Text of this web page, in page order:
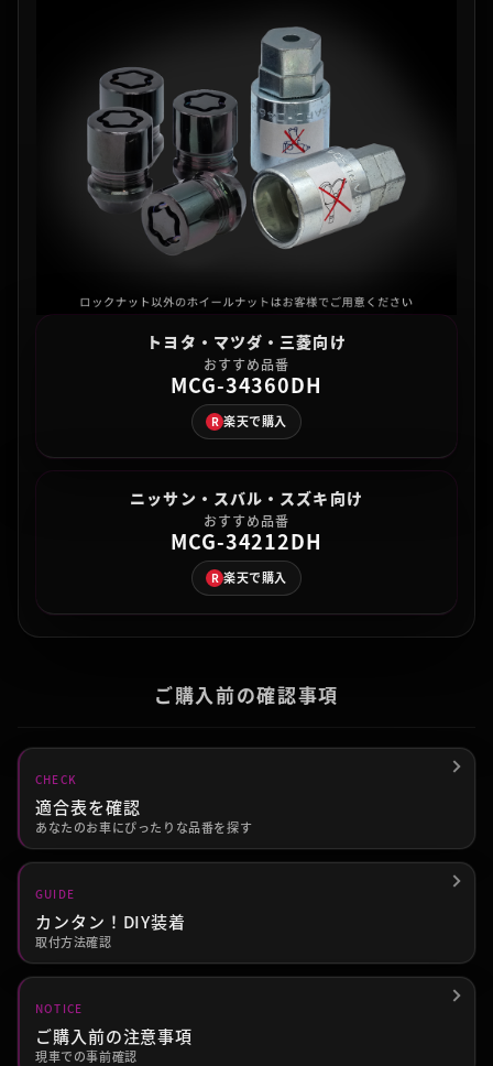
トヨタ・マツダ・三菱向け
おすすめ品番
MCG-34360DH
R 楽天で購入
ニッサン・スバル・スズキ向け
おすすめ品番
MCG-34212DH
R 楽天で購入
ご購入前の確認事項
CHECK
適合表を確認
あなたのお車にぴったりな品番を探す
GUIDE
カンタン！DIY装着
取付方法確認
NOTICE
ご購入前の注意事項
現車での事前確認